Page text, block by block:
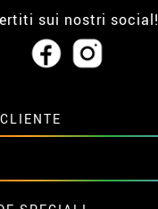
sui nostri social!